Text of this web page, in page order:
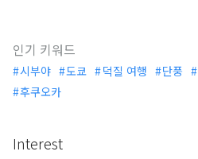
인기 키워드
시부야 도쿄 덕질 여행 단풍
후쿠오카
Interest